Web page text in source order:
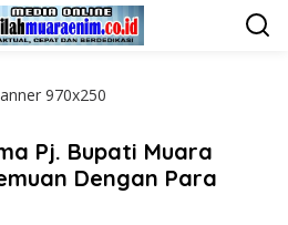
Pj. Bupati Muara
Dengan Para